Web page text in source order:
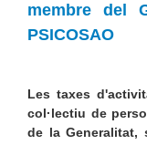
membre del
PSICOSAO
Les taxes
col·lectiu de
de la